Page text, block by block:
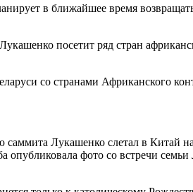
в ближайшее время
посетит ряд стран
со странами Африканского
Лукашенко слетал в Китай
опубликовала фото со встречи